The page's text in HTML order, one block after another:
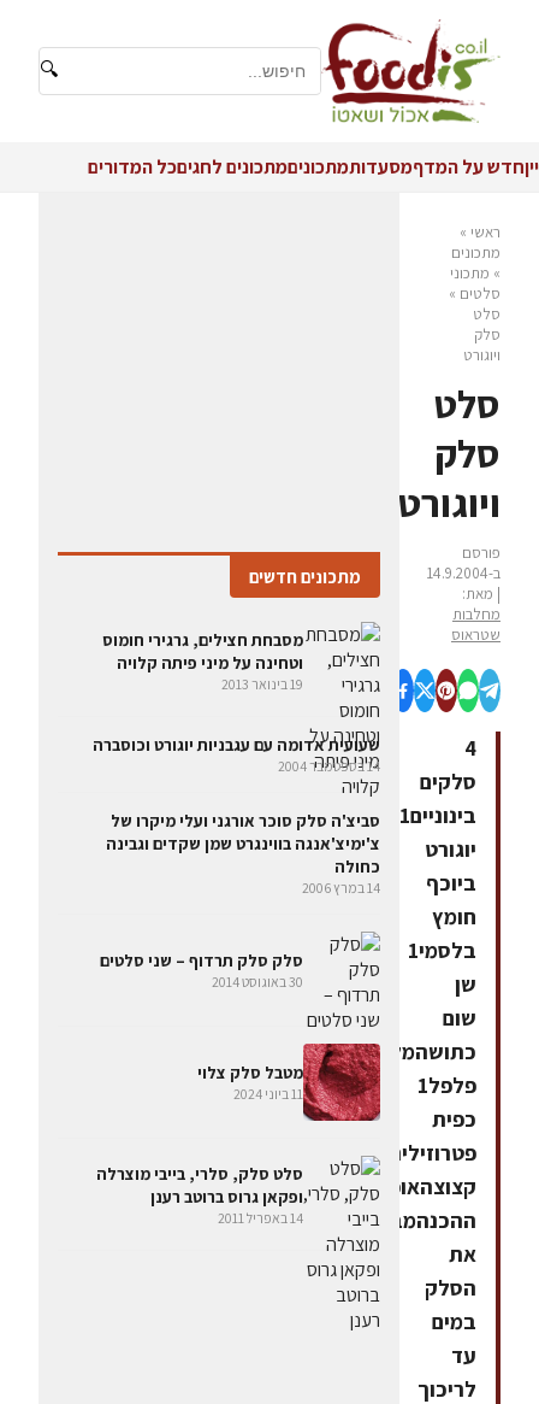
🔍
ייןחדש על המדףמסעדותמתכוניםמתכונים לחגיםכל המדורים
ראשי »
מתכונים
» מתכוני
סלטים »
סלט
סלק
ויוגורט
סלט
סלק
ויוגורט
פורסם
ב-14.9.2004
| מאת:
מחלבות
שטראוס
4
סלקים
בינוניים1
יוגורט
ביוכף
חומץ
בלסמי1
שן
שום
כתושהמלח
פלפל1
כפית
פטרוזיליה
קצוצהאופן
ההכנהמבשלים
את
הסלק
במים
עד
לריכוך
מתכונים חדשים
מסבחת חצילים, גרגירי חומוס
וטחינה על מיני פיתה קלויה
19 בינואר 2013
שעועית אדומה עם עגבניות יוגורט וכוסברה
14 בספטמבר 2004
סביצ'ה סלק סוכר אורגני ועלי מיקרו של
צ'ימיצ'אנגה בווינגרט שמן שקדים וגבינה
כחולה
14 במרץ 2006
סלק סלק תרדוף – שני סלטים
30 באוגוסט 2014
מטבל סלק צלוי
11 ביוני 2024
סלט סלק, סלרי, בייבי מוצרלה
ופקאן גרוס ברוטב רענן
14 באפריל 2011